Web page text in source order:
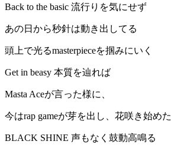
Back to the basic 流行りを気にせず
あの日から秒針は動き出してる
頭上で光るmasterpieceを掴みにいく
Get in beasy 本質を辿れば
Masta Aceが言った様に、
今はrap gameが芽を出し、花咲き始めた
BLACK SHINE 声もなく鼓動高鳴る